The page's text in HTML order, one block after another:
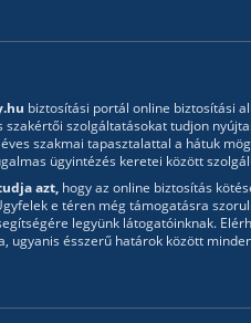
biztosítási portál online biztosítási
szakértői szolgáltatásokat tudjon
szakmai tapasztalattal a hátuk
ügyintézés keretei között
azt,hogy az online biztosítás
e téren még támogatásra
legyünk látogatóinknak.
ugyanis ésszerű határok között